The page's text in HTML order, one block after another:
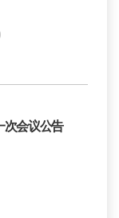
次会议公告